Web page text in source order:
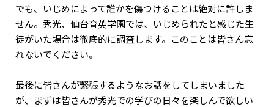
でも、いじめによって誰かを傷つけることは絶対に許しま
せん。秀光、仙台育英学園では、いじめられたと感じた生
徒がいた場合は徹底的に調査します。このことは皆さん忘
れないでください。
最後に皆さんが緊張するようなお話をしてしまいました
が、まずは皆さんが秀光での学びの日々を楽しんで欲しい